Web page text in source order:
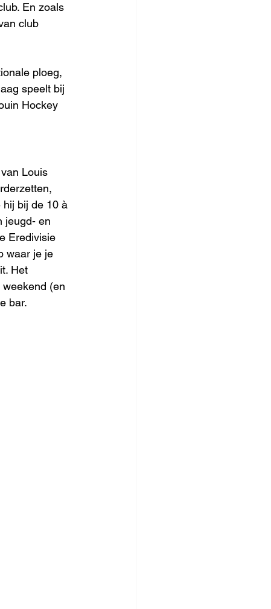
En zoals
club
ploeg,
speelt bij
Hockey
Louis
hij bij de 10 à
jeugd- en
Eredivisie
waar je je
Het
(en
bar.